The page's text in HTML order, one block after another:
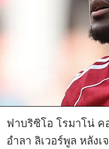
ฟาบริซิโอ โรมาโน่ ค
อำลา ลิเวอร์พูล หลัง